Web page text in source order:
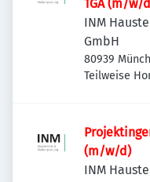
TGA (m/w/
INM
GmbH
80939
Deutschland
Teilweise
(m/w/d)
INM